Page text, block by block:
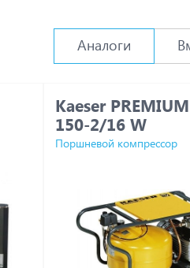
Аналоги
Kaeser
150-2/16 W
Поршневой компрессор